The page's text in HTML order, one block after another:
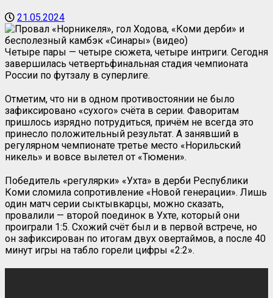
21.05.2024
Четыре пары — четыре сюжета, четыре интриги. Сегодня
завершилась четвертьфинальная стадия чемпионата
России по футзалу в суперлиге.
Отметим, что ни в одном противостоянии не было
зафиксировано «сухого» счёта в серии. Фаворитам
пришлось изрядно потрудиться, причём не всегда это
принесло положительный результат. А занявший в
регулярном чемпионате третье место «Норильский
никель» и вовсе вылетел от «Тюмени».
Победитель «регулярки» «Ухта» в дерби Республики
Коми сломила сопротивление «Новой генерации». Лишь
один матч серии сыктывкарцы, можно сказать,
провалили — второй поединок в Ухте, который они
проиграли 1:5. Схожий счёт был и в первой встрече, но
он зафиксирован по итогам двух овертаймов, а после 40
минут игры на табло горели цифры «2:2».